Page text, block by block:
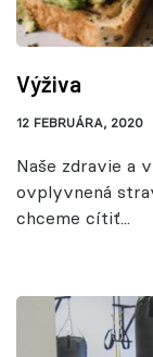
Výživa
12 FEBRUÁRA, 2020
Naše zdravie a
ovplyvnená
chceme cítiť...